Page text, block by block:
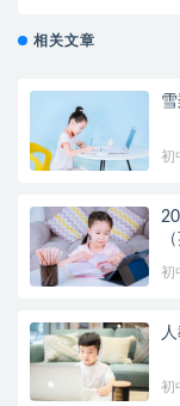
相关文章
初
初
初